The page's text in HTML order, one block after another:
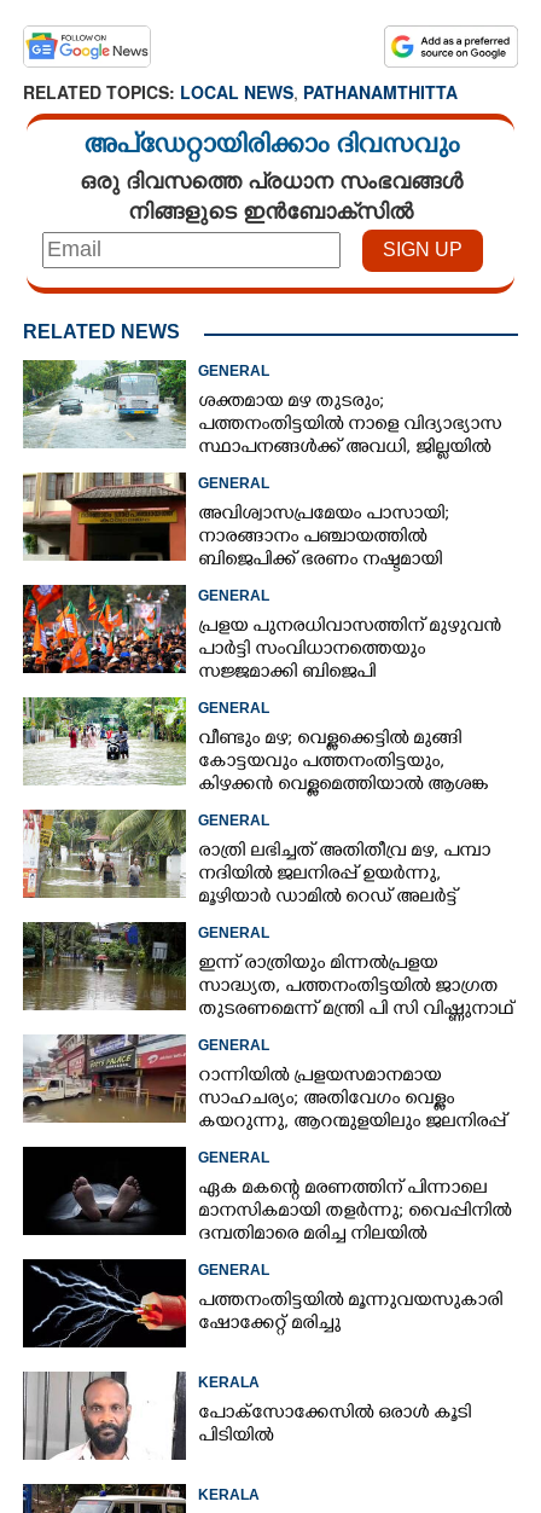
RELATED TOPICS: LOCAL NEWS, PATHANAMTHITTA
അപ്ഡേറ്റായിരിക്കാം ദിവസവും
ഒരു ദിവസത്തെ പ്രധാന സംഭവങ്ങൾ
നിങ്ങളുടെ ഇൻബോക്സിൽ
RELATED NEWS
GENERAL
ശക്തമായ മഴ തുടരും;
പത്തനംതിട്ടയിൽ നാളെ വിദ്യാഭ്യാസ
സ്ഥാപനങ്ങൾക്ക് അവധി,​ ജില്ലയിൽ
GENERAL
അവിശ്വാസപ്രമേയം പാസായി;
നാരങ്ങാനം പഞ്ചായത്തിൽ
ബിജെപിക്ക് ഭരണം നഷ്ടമായി
GENERAL
പ്രളയ പുനരധിവാസത്തിന് മുഴുവൻ
പാർട്ടി സംവിധാനത്തെയും
സജ്ജമാക്കി ബിജെപി
GENERAL
വീണ്ടും മഴ; വെള്ളക്കെട്ടിൽ മുങ്ങി
കോട്ടയവും പത്തനംതിട്ടയും,
കിഴക്കൻ വെള്ളമെത്തിയാൽ ആശങ്ക
GENERAL
രാത്രി ലഭിച്ചത് അതിതീവ്ര മഴ, പമ്പാ
നദിയിൽ ജലനിരപ്പ് ഉയർന്നു,
മൂഴിയാർ ഡാമിൽ റെഡ് അലർട്ട്
GENERAL
ഇന്ന് രാത്രിയും മിന്നൽപ്രളയ
സാദ്ധ്യത,​ പത്തനംതിട്ടയിൽ ജാഗ്രത
തുടരണമെന്ന് മന്ത്രി പി സി വിഷ്ണുനാഥ്
GENERAL
റാന്നിയിൽ പ്രളയസമാനമായ
സാഹചര്യം; അതിവേഗം വെള്ളം
കയറുന്നു, ആറന്മുളയിലും ജലനിരപ്പ്
GENERAL
ഏക മകന്റെ മരണത്തിന് പിന്നാലെ
മാനസികമായി തളർന്നു; വൈപ്പിനിൽ
ദമ്പതിമാരെ മരിച്ച നിലയിൽ
GENERAL
പത്തനംതിട്ടയിൽ മൂന്നുവയസുകാരി
ഷോക്കേറ്റ് മരിച്ചു
KERALA
പോക്സോക്കേസിൽ ഒരാൾ കൂടി
പിടിയിൽ
KERALA